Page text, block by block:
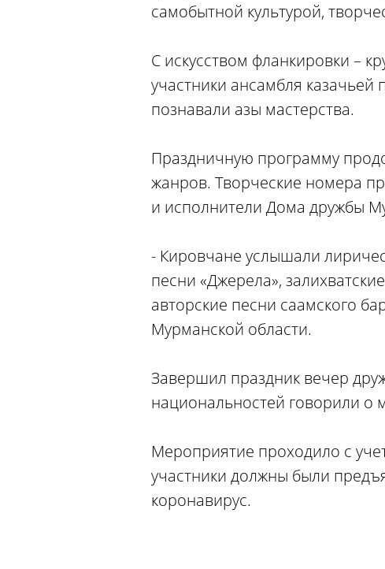
самобытной культурой,
С искусством фланкировки –
участники ансамбля казачьей
познавали азы мастерства.
Праздничную программу
жанров. Творческие номера
и исполнители Дома дружбы
- Кировчане услышали
песни «Джерела»,
авторские песни саамского
Мурманской области.
Завершил праздник вечер
национальностей говорили о
Мероприятие проходило с
участники должны были
коронавирус.